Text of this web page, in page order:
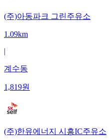
(주)아동파크 그린주유소
1.09km
|
계수동
1,819원
(주)한유에너지 시흥IC주유소